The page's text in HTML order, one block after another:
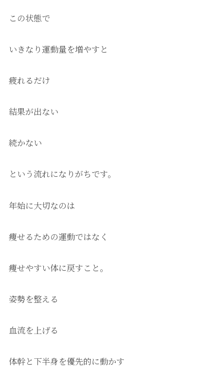
この状態で
いきなり運動量を増やすと
疲れるだけ
結果が出ない
続かない
という流れになりがちです。
年始に大切なのは
痩せるための運動ではなく
痩せやすい体に戻すこと。
姿勢を整える
血流を上げる
体幹と下半身を優先的に動かす